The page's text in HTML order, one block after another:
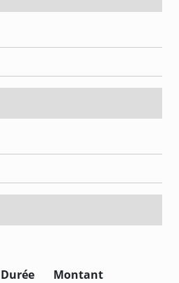
Durée
Montant